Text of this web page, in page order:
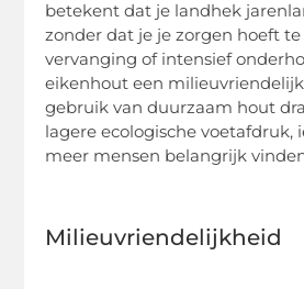
betekent dat je landhek
zonder dat je je zorgen hoeft
vervanging of intensief
eikenhout een
gebruik van duurzaam hout
lagere ecologische voetafdruk,
meer mensen belangrijk
Milieuvriendelijkheid